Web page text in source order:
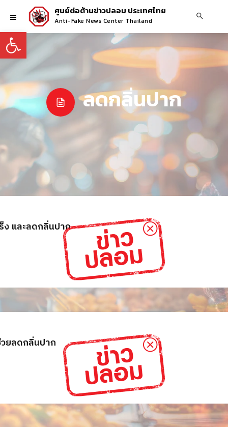
Open toolbar
ศูนย์ต่อต้านข่าวปลอม ประเทศไทย
Anti-Fake News Center Thailand
ลดกลิ่นปาก
ง และลดกลิ่นปาก
ยลดกลิ่นปาก